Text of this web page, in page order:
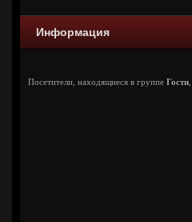
Информация
Посетители, находящиеся в группе Гости